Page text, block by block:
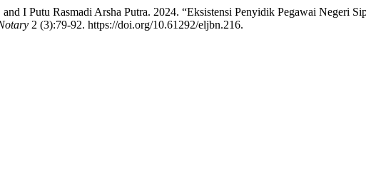
I Putu Rasmadi Arsha Putra. 2024. “Eksistensi Penyidik Pegawai Negeri
2 (3):79-92. https://doi.org/10.61292/eljbn.216.